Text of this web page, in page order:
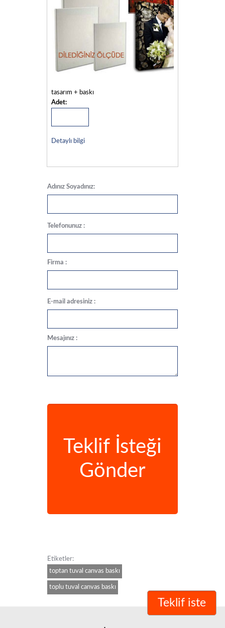
tasarım + baskı
Adet:
Detaylı bilgi
Adınız Soyadınız:
Telefonunuz :
Firma :
E-mail adresiniz :
Mesajınız :
Teklif İsteği
Gönder
Etiketler:
toptan tuval canvas baskı
toplu tuval canvas baskı
Teklif iste